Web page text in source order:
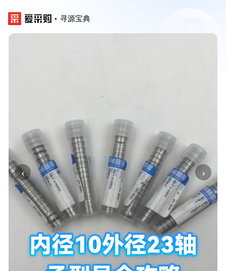
寻源宝典
‹ ›